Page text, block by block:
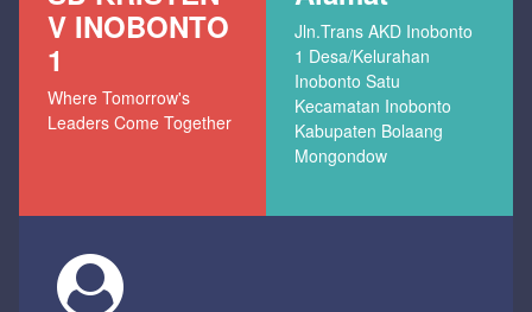
V INOBONTO
1
Where Tomorrow's
Leaders Come Together
Jln.Trans AKD Inobonto
1 Desa/Kelurahan
Inobonto Satu
Kecamatan Inobonto
Kabupaten Bolaang
Mongondow